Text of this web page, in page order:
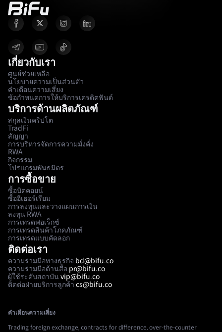
เกี่ยวกับเรา
ศูนย์ช่วยเหลือ
นโยบายความเป็นส่วนตัว
คำเตือนความเสี่ยง
ข้อกำหนดการให้บริการเครดิตฟันด์
บริการด้านผลิตภัณฑ์
สกุลเงินคริปโต
TradFi
สัญญา
การบริหารจัดการความมั่งคั่ง
RWA
กิจกรรม
โปรแกรมพันธมิตร
การซื้อขาย
ซื้อบิตคอยน์
ซื้ออีเธอร์เรียม
การลงทุนและวางแผนการเงิน
ลงทุน RWA
การเทรดฟอเร็กซ์
การเทรดสินค้าโภคภัณฑ์
การเทรดแบบคัดลอก
ติดต่อเรา
ความร่วมมือทางธุรกิจ bd@bifu.co
ความร่วมมือด้านสื่อ pr@bifu.co
ผู้ใช้ระดับสถาบัน vip@bifu.co
ติดต่อฝ่ายบริการลูกค้า cs@bifu.co
คำเตือนความเสี่ยง
Trading foreign exchange, contracts for difference, over-the-counter